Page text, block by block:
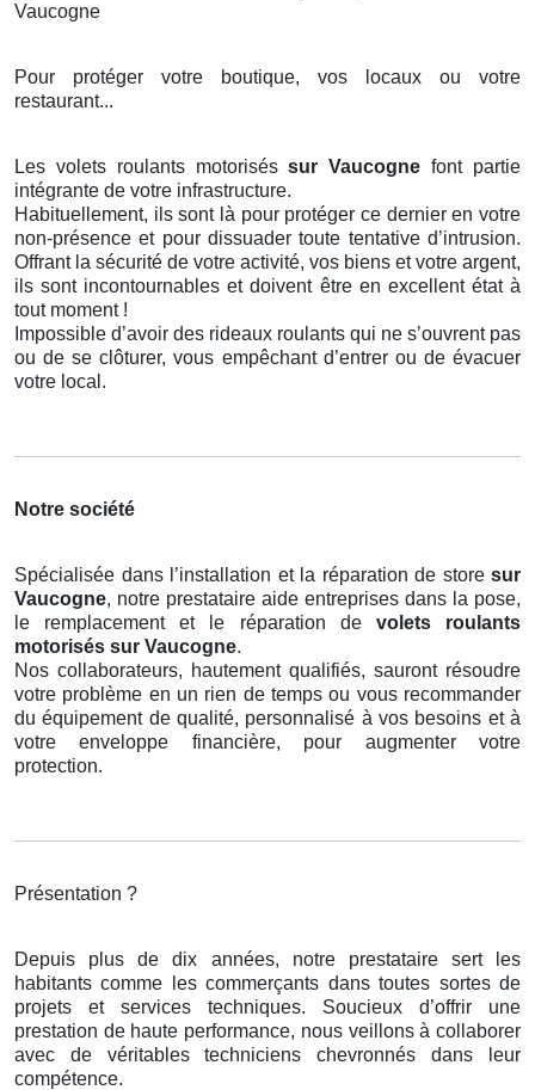
Vaucogne
Pour protéger votre boutique, vos locaux ou votre
restaurant...
Les volets roulants motoriséssur Vaucognefont partie
intégrante de votre infrastructure.
Habituellement, ils sont là pour protéger ce dernier en votre
non-présence et pour dissuader toute tentative d’intrusion.
Offrant la sécurité de votre activité, vos biens et votre argent,
ils sont incontournables et doivent être en excellent état à
tout moment !
Impossible d’avoir des rideaux roulants qui ne s’ouvrent pas
ou de se clôturer, vous empêchant d’entrer ou de évacuer
votre local.
Notre société
Spécialisée dans l’installation et la réparation de store sur
Vaucogne, notre prestataire aide entreprises dans la pose,
le remplacement et le réparation de volets roulants
motorisés sur Vaucogne.
Nos collaborateurs, hautement qualifiés, sauront résoudre
votre problème en un rien de temps ou vous recommander
du équipement de qualité, personnalisé à vos besoins et à
votre enveloppe financière, pour augmenter votre
protection.
Présentation ?
Depuis plus de dix années, notre prestataire sert les
habitants comme les commerçants dans toutes sortes de
projets et services techniques. Soucieux d’offrir une
prestation de haute performance, nous veillons à collaborer
avec de véritables techniciens chevronnés dans leur
compétence.